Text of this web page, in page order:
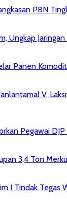
PBN
Ungkap
Panen
V,
Pegawai
3,4 Ton
I Tindak